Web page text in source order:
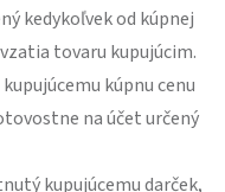
kedykoľvek od kúpnej
tovaru kupujúcim.
kúpnu cenu
na účet určený
kupujúcemu darček,